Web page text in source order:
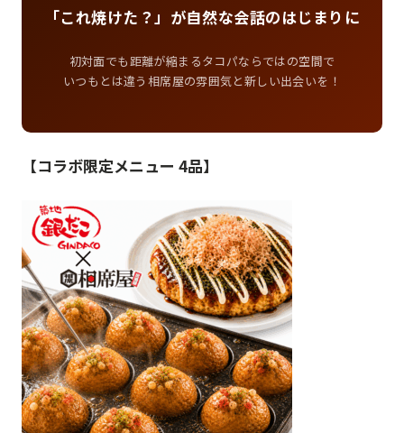
「これ焼けた？」が自然な会話のはじまりに
初対面でも距離が縮まるタコパならではの空間で
いつもとは違う相席屋の雰囲気と新しい出会いを！
【コラボ限定メニュー 4品】